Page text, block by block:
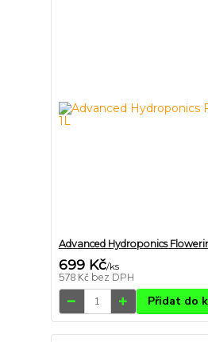
Advanced Hydroponics
699 Kč/ks
578 Kč bez DPH
Přidat do